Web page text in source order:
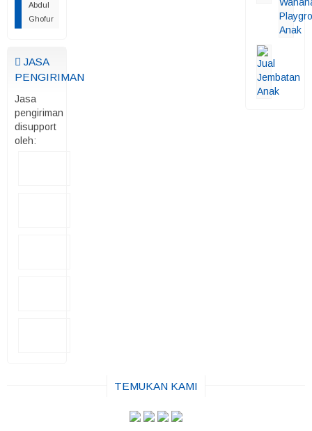
Abdul
Ghofur
JASA
PENGIRIMAN
Jasa
pengiriman
disupport
oleh:
TEMUKAN KAMI